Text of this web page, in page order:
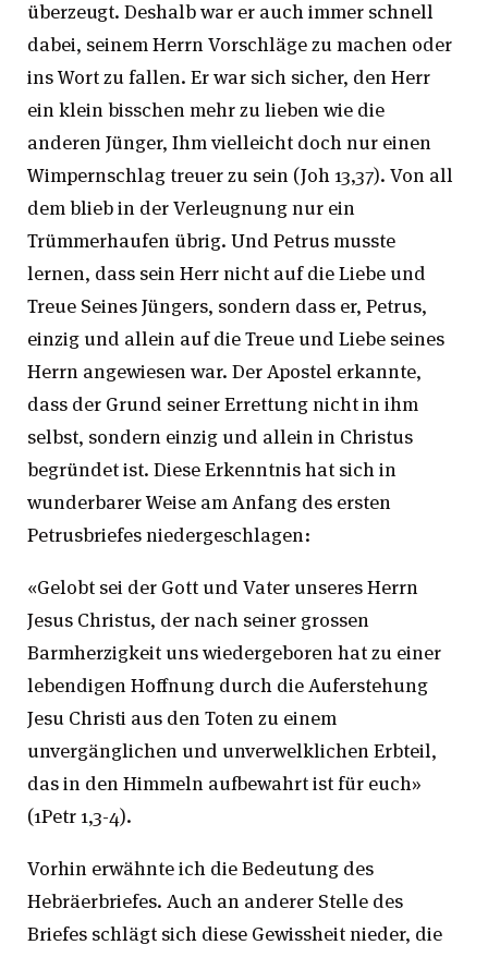
überzeugt. Deshalb war er auch immer schnell
dabei, seinem Herrn Vorschläge zu machen oder
ins Wort zu fallen. Er war sich sicher, den Herr
ein klein bisschen mehr zu lieben wie die
anderen Jünger, Ihm vielleicht doch nur einen
Wimpernschlag treuer zu sein (Joh 13,37). Von all
dem blieb in der Verleugnung nur ein
Trümmerhaufen übrig. Und Petrus musste
lernen, dass sein Herr nicht auf die Liebe und
Treue Seines Jüngers, sondern dass er, Petrus,
einzig und allein auf die Treue und Liebe seines
Herrn angewiesen war. Der Apostel erkannte,
dass der Grund seiner Errettung nicht in ihm
selbst, sondern einzig und allein in Christus
begründet ist. Diese Erkenntnis hat sich in
wunderbarer Weise am Anfang des ersten
Petrusbriefes niedergeschlagen:
«Gelobt sei der Gott und Vater unseres Herrn
Jesus Christus, der nach seiner grossen
Barmherzigkeit uns wiedergeboren hat zu einer
lebendigen Hoffnung durch die Auferstehung
Jesu Christi aus den Toten zu einem
unvergänglichen und unverwelklichen Erbteil,
das in den Himmeln aufbewahrt ist für euch»
(1Petr 1,3-4).
Vorhin erwähnte ich die Bedeutung des
Hebräerbriefes. Auch an anderer Stelle des
Briefes schlägt sich diese Gewissheit nieder, die